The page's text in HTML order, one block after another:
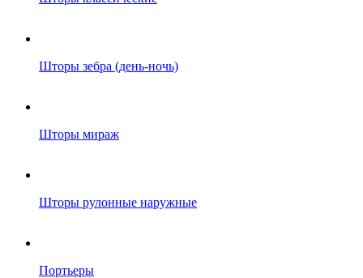
Шторы зебра (день-ночь)
Шторы мираж
Шторы рулонные наружные
Портьеры